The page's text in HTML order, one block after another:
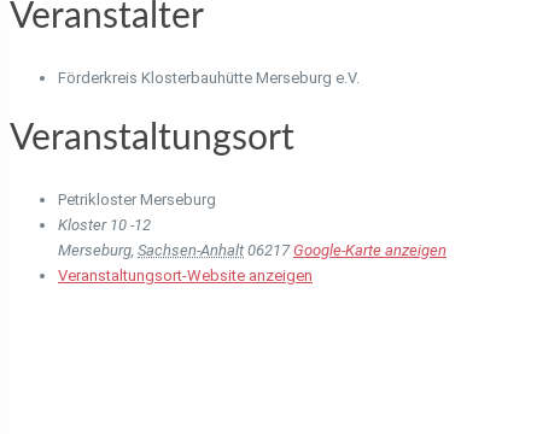
Veranstalter
Förderkreis Klosterbauhütte Merseburg e.V.
Veranstaltungsort
Petrikloster Merseburg
Kloster 10 -12
Merseburg Sachsen-Anhalt 06217 Google-Karte anzeigen
Veranstaltungsort-Website anzeigen